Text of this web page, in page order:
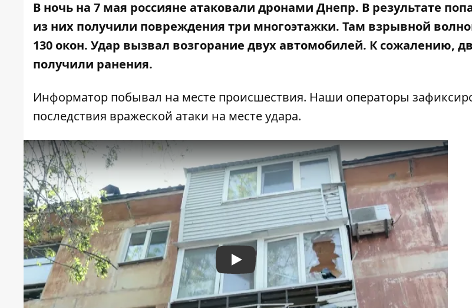
В ночь на 7 мая россияне атаковали дронами Днепр. В результате
из них получили повреждения три многоэтажки. Там взрывной
130 окон. Удар вызвал возгорание двух автомобилей. К сожалению,
получили ранения.
Информатор побывал на месте происшествия. Наши операторы
последствия вражеской атаки на месте удара.
Play